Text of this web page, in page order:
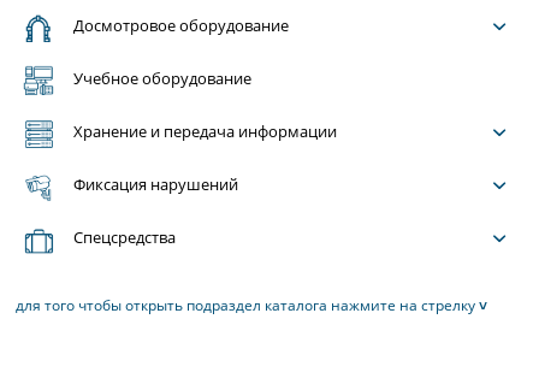
Досмотровое оборудование
Учебное оборудование
Хранение и передача информации
Фиксация нарушений
Спецсредства
для того чтобы открыть подраздел каталога нажмите на стрелку˅